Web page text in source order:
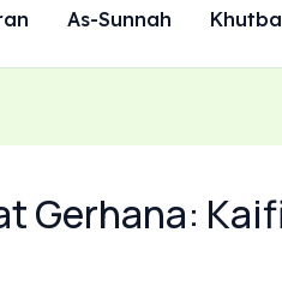
As-Sunnah
Gerhana: